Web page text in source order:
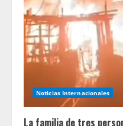
Noticias Internacionales
La familia de tres